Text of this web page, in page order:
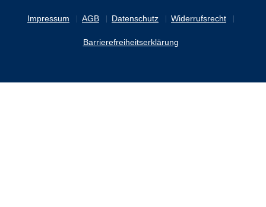
Impressum AGB Datenschutz Widerrufsrecht
Barrierefreiheitserklärung